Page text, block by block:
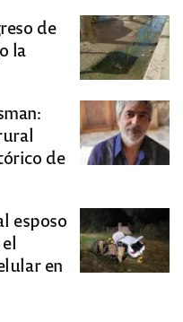
de
la
de
esposo
en